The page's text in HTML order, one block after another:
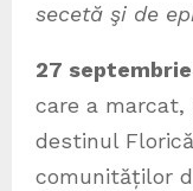
secetă şi de
27
care a
destinul
comunităților